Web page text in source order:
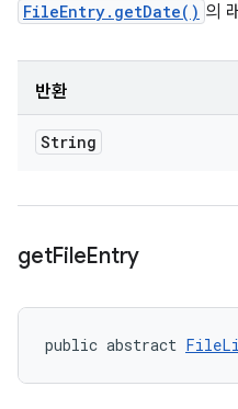
FileEntry.getDate() 의
반환
String
getFileEntry
public abstract